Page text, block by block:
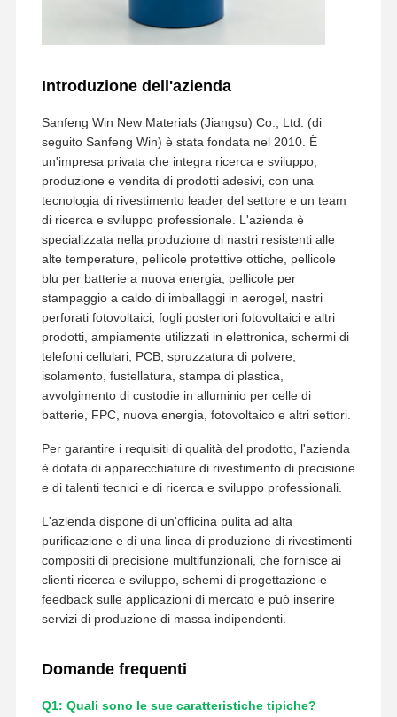
Introduzione dell'azienda
Sanfeng Win New Materials (Jiangsu) Co., Ltd. (di
seguito Sanfeng Win) è stata fondata nel 2010. È
un'impresa privata che integra ricerca e sviluppo,
produzione e vendita di prodotti adesivi, con una
tecnologia di rivestimento leader del settore e un team
di ricerca e sviluppo professionale. L'azienda è
specializzata nella produzione di nastri resistenti alle
alte temperature, pellicole protettive ottiche, pellicole
blu per batterie a nuova energia, pellicole per
stampaggio a caldo di imballaggi in aerogel, nastri
perforati fotovoltaici, fogli posteriori fotovoltaici e altri
prodotti, ampiamente utilizzati in elettronica, schermi di
telefoni cellulari, PCB, spruzzatura di polvere,
isolamento, fustellatura, stampa di plastica,
avvolgimento di custodie in alluminio per celle di
batterie, FPC, nuova energia, fotovoltaico e altri settori.
Per garantire i requisiti di qualità del prodotto, l'azienda
è dotata di apparecchiature di rivestimento di precisione
e di talenti tecnici e di ricerca e sviluppo professionali.
L'azienda dispone di un'officina pulita ad alta
purificazione e di una linea di produzione di rivestimenti
compositi di precisione multifunzionali, che fornisce ai
clienti ricerca e sviluppo, schemi di progettazione e
feedback sulle applicazioni di mercato e può inserire
servizi di produzione di massa indipendenti.
Domande frequenti
Q1: Quali sono le sue caratteristiche tipiche?